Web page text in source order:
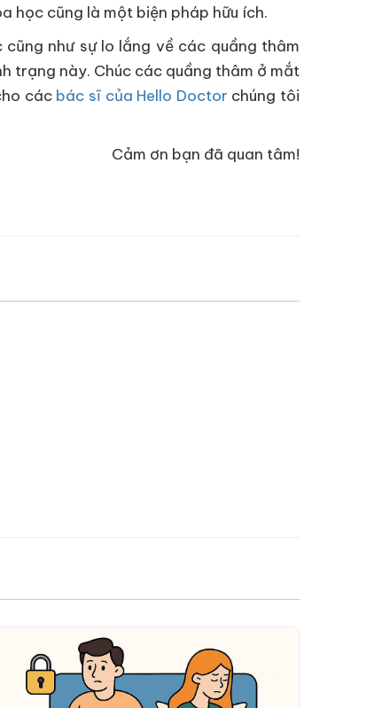
học cũng là một biện pháp hữu ích.
như sự lo lắng về các quầng thâm
trạng này. Chúc các quầng thâm ở mắt
các bác sĩ của Hello Doctor chúng tôi
Cảm ơn bạn đã quan tâm!